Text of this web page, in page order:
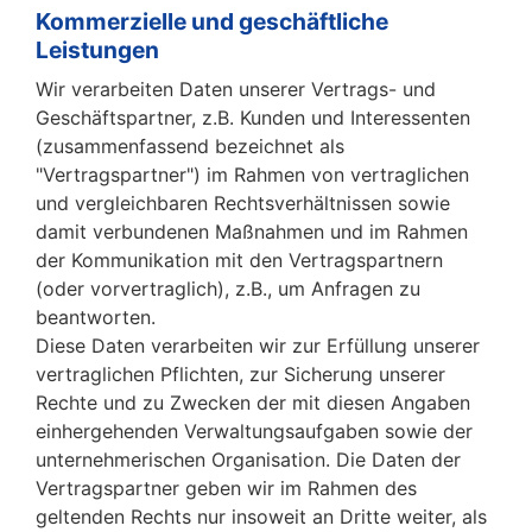
Kommerzielle und geschäftliche
Leistungen
Wir verarbeiten Daten unserer Vertrags- und
Geschäftspartner, z.B. Kunden und Interessenten
(zusammenfassend bezeichnet als
"Vertragspartner") im Rahmen von vertraglichen
und vergleichbaren Rechtsverhältnissen sowie
damit verbundenen Maßnahmen und im Rahmen
der Kommunikation mit den Vertragspartnern
(oder vorvertraglich), z.B., um Anfragen zu
beantworten.
Diese Daten verarbeiten wir zur Erfüllung unserer
vertraglichen Pflichten, zur Sicherung unserer
Rechte und zu Zwecken der mit diesen Angaben
einhergehenden Verwaltungsaufgaben sowie der
unternehmerischen Organisation. Die Daten der
Vertragspartner geben wir im Rahmen des
geltenden Rechts nur insoweit an Dritte weiter, als